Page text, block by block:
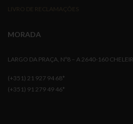
LIVRO DE RECLAMAÇÕES
MORADA
LARGO DA PRAÇA, Nº8 – A 2640-160
(+351) 21 927 94 68*
(+351) 91 279 49 46*